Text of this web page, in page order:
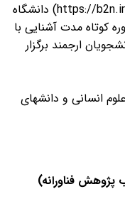
دانشکده قرآن و حدیث (https://b2n.ir/j07087) دانشگاه
کوتاه مدت آشنایی با
ارجمند برگزار
انسانی و دانشهای
پژوهش فناورانه)